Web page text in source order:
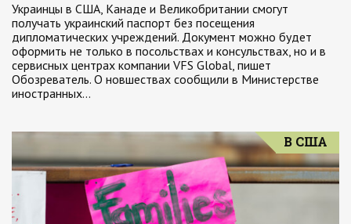
Украинцы в США, Канаде и Великобритании смогут
получать украинский паспорт без посещения
дипломатических учреждений. Документ можно будет
оформить не только в посольствах и консульствах, но и в
сервисных центрах компании VFS Global, пишет
Обозреватель. О новшествах сообщили в Министерстве
иностранных…
В США